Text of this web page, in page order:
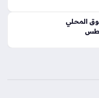
المحلي